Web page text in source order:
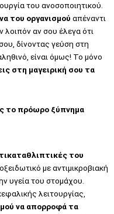
του ανοσοποιητικού.
του οργανισμού απέναντι
λοιπόν αν σου έλεγα ότι
δίνοντας γεύση στη
είναι όμως! Το μόνο
στη μαγειρική σου τα
το πρόωρο ξύπνημα
του
με αντιμικροβιακή
υγεία του στομάχου.
λειτουργίας,
να απορροφά τα